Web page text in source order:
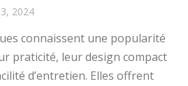
2024
connaissent une popularité
praticité, leur design compact
d’entretien. Elles offrent